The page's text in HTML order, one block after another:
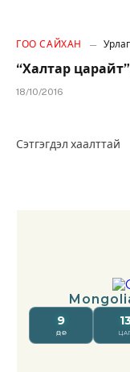
ГОО САЙХАН Урлаг
“Халтар
18/10/2016
Сэтгэгдэл хаалттай